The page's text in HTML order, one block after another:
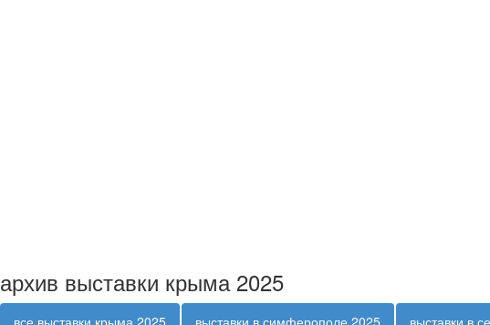
архив выставки крыма 2025
все выставки крыма 2025 выставки в симферополе 2025 выставки в